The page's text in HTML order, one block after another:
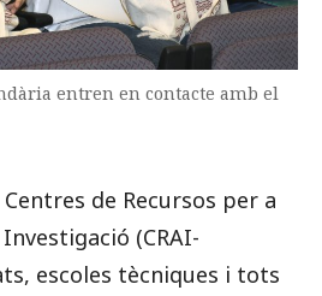
entren en contacte amb el
de Recursos per a
(CRAI-
escoles tècniques i tots